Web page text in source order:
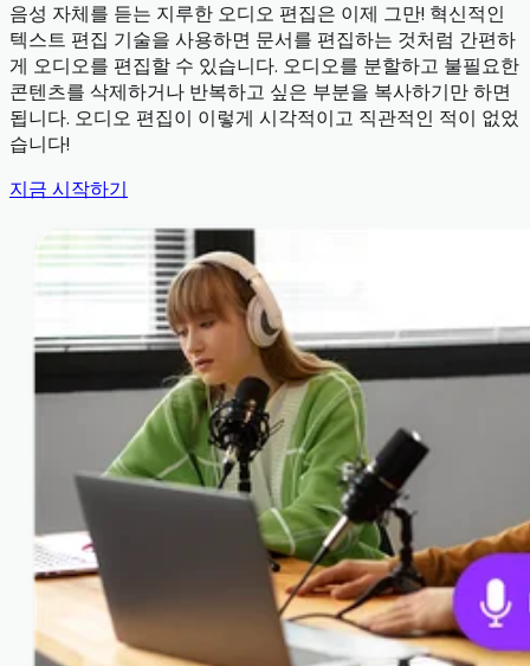
음성 자체를 듣는 지루한 오디오 편집은 이제 그만! 혁신적인
텍스트 편집 기술을 사용하면 문서를 편집하는 것처럼 간편하
게 오디오를 편집할 수 있습니다. 오디오를 분할하고 불필요한
콘텐츠를 삭제하거나 반복하고 싶은 부분을 복사하기만 하면
됩니다. 오디오 편집이 이렇게 시각적이고 직관적인 적이 없었
습니다!
지금 시작하기